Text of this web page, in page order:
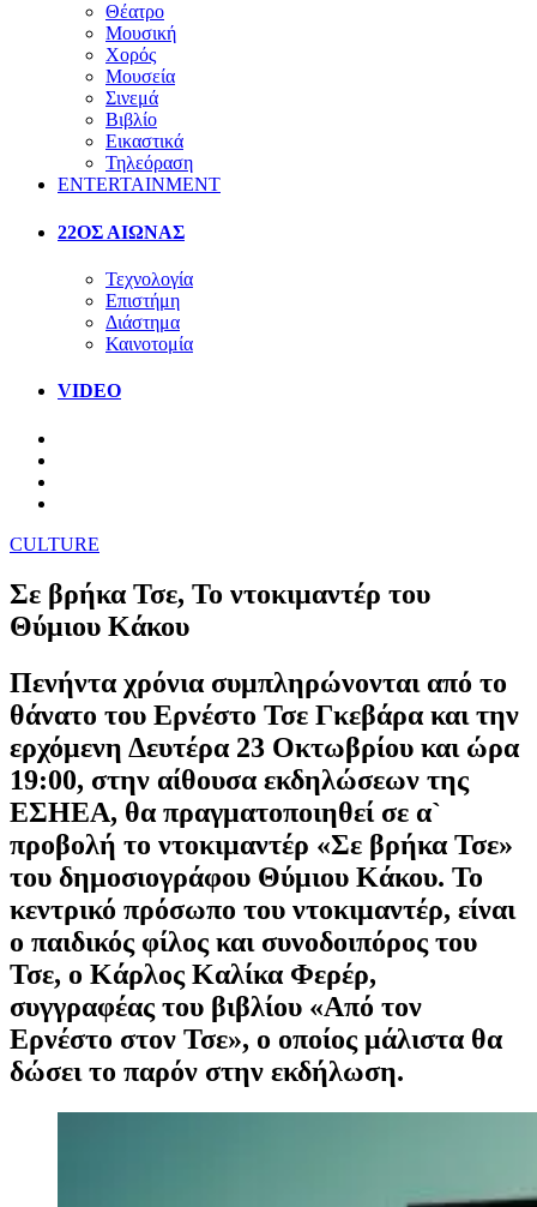
Θέατρο
Μουσική
Χορός
Μουσεία
Σινεμά
Βιβλίο
Εικαστικά
Τηλεόραση
ENTERTAINMENT
22ΟΣ ΑΙΩΝΑΣ
Τεχνολογία
Επιστήμη
Διάστημα
Καινοτομία
VIDEO
CULTURE
Σε βρήκα Τσε, Το ντοκιμαντέρ του
Θύμιου Κάκου
Πενήντα χρόνια συμπληρώνονται από το
θάνατο του Ερνέστο Τσε Γκεβάρα και την
ερχόμενη Δευτέρα 23 Οκτωβρίου και ώρα
19:00, στην αίθουσα εκδηλώσεων της
ΕΣΗΕΑ, θα πραγματοποιηθεί σε α`
προβολή το ντοκιμαντέρ «Σε βρήκα Τσε»
του δημοσιογράφου Θύμιου Κάκου. Το
κεντρικό πρόσωπο του ντοκιμαντέρ, είναι
ο παιδικός φίλος και συνοδοιπόρος του
Τσε, ο Κάρλος Καλίκα Φερέρ,
συγγραφέας του βιβλίου «Από τον
Ερνέστο στον Τσε», ο οποίος μάλιστα θα
δώσει το παρόν στην εκδήλωση.